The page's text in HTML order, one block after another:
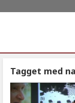
Tagget med